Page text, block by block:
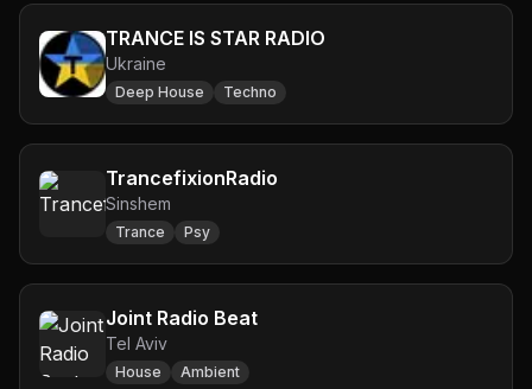
TRANCE IS STAR RADIO
Ukraine
Deep House Techno
TrancefixionRadio
Sinshem
Trance Psy
Joint Radio Beat
Tel Aviv
House Ambient